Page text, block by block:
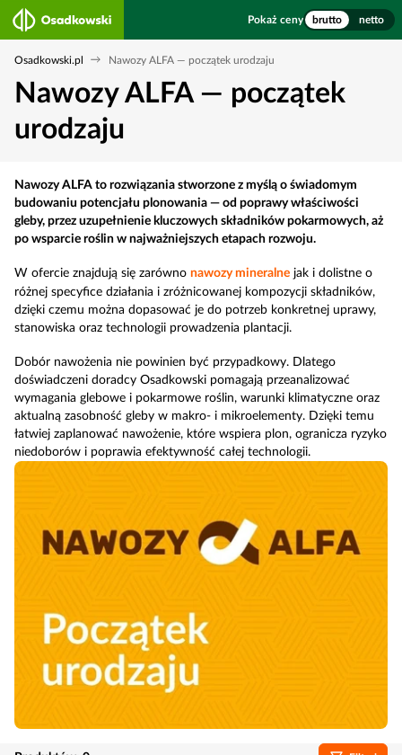
Pokaż ceny brutto netto
Osadkowski.pl Nawozy ALFA — początek urodzaju
Nawozy ALFA — początek
urodzaju
Nawozy ALFA to rozwiązania stworzone z myślą o świadomym
budowaniu potencjału plonowania — od poprawy właściwości
gleby, przez uzupełnienie kluczowych składników pokarmowych, aż
po wsparcie roślin w najważniejszych etapach rozwoju.
W ofercie znajdują się zarówno nawozy mineralne jak i dolistne o
różnej specyfice działania i zróżnicowanej kompozycji składników,
dzięki czemu można dopasować je do potrzeb konkretnej uprawy,
stanowiska oraz technologii prowadzenia plantacji.
Dobór nawożenia nie powinien być przypadkowy. Dlatego
doświadczeni doradcy Osadkowski pomagają przeanalizować
wymagania glebowe i pokarmowe roślin, warunki klimatyczne oraz
aktualną zasobność gleby w makro- i mikroelementy. Dzięki temu
łatwiej zaplanować nawożenie, które wspiera plon, ogranicza ryzyko
niedoborów i poprawia efektywność całej technologii.